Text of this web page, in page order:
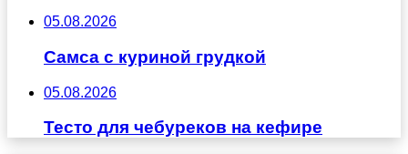
05.08.2026
Самса с куриной грудкой
05.08.2026
Тесто для чебуреков на кефире